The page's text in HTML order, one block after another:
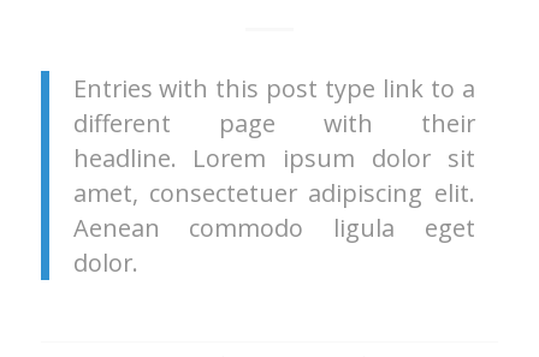
Entries with this post type link to a
different page with their
headline. Lorem ipsum dolor sit
amet, consectetuer adipiscing elit.
Aenean commodo ligula eget
dolor.